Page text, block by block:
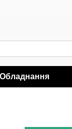
Обладнання